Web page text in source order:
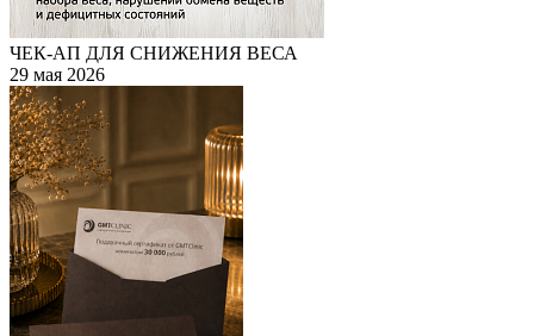
ЧЕК-АП ДЛЯ СНИЖЕНИЯ ВЕСА
29 мая 2026